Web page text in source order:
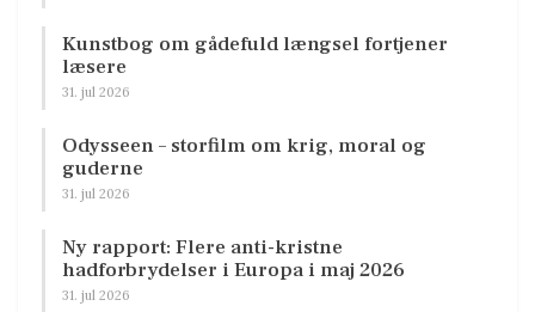
Kunstbog om gådefuld længsel fortjener
læsere
31. jul 2026
Odysseen – storfilm om krig, moral og
guderne
31. jul 2026
Ny rapport: Flere anti-kristne
hadforbrydelser i Europa i maj 2026
31. jul 2026